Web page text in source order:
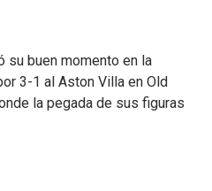
su buen momento en la
3-1 al Aston Villa en Old
la pegada de sus figuras